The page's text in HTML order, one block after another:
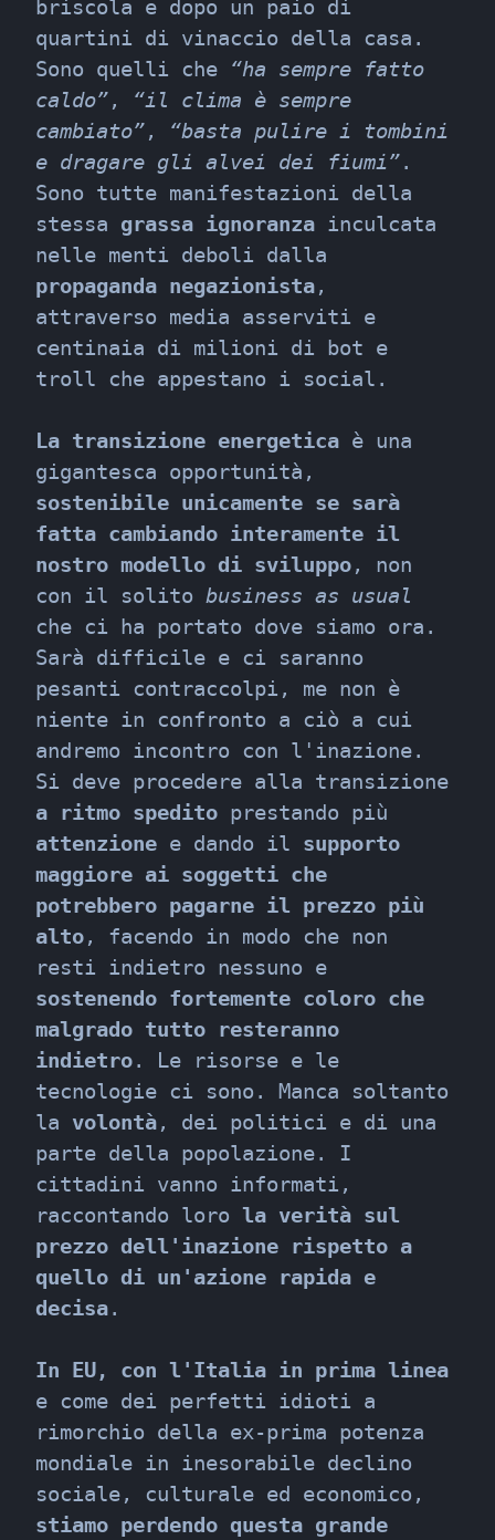
briscola e dopo un paio di
quartini di vinaccio della casa.
Sono quelli che “ha sempre fatto
caldo”, “il clima è sempre
cambiato”, “basta pulire i tombini
e dragare gli alvei dei fiumi”.
Sono tutte manifestazioni della
stessa grassa ignoranza inculcata
propaganda negazionista,
attraverso media asserviti e
centinaia di milioni di bot e
troll che appestano i social.
La transizione energetica è una
sostenibile unicamente se sarà
fatta cambiando interamente il
nostro modello di sviluppo, non
con il solito business as usual
che ci ha portato dove siamo ora.
Sarà difficile e ci saranno
pesanti contraccolpi, me non è
niente in confronto a ciò a cui
andremo incontro con l'inazione.
a ritmo spedito
attenzione e dando il supporto
maggiore ai soggetti che
potrebbero pagarne il prezzo più
alto, facendo in modo che non
sostenendo fortemente coloro che
malgrado tutto resteranno
indietro. Le risorse e le
tecnologie ci sono. Manca soltanto
la volontà, dei politici e di una
parte della popolazione. I
cittadini vanno informati,
raccontando loro la verità sul
prezzo dell'inazione rispetto a
quello di un'azione rapida e
decisa.
In EU, con l'Italia in prima linea
e come dei perfetti idioti a
rimorchio della ex-prima potenza
mondiale in inesorabile declino
stiamo perdendo questa grande